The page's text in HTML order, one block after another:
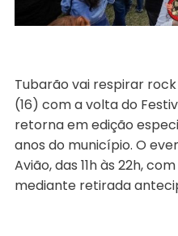
Tubarão vai respirar
(16) com a volta do
retorna em edição
anos do município. O
Avião, das 11h às 22h,
mediante retirada